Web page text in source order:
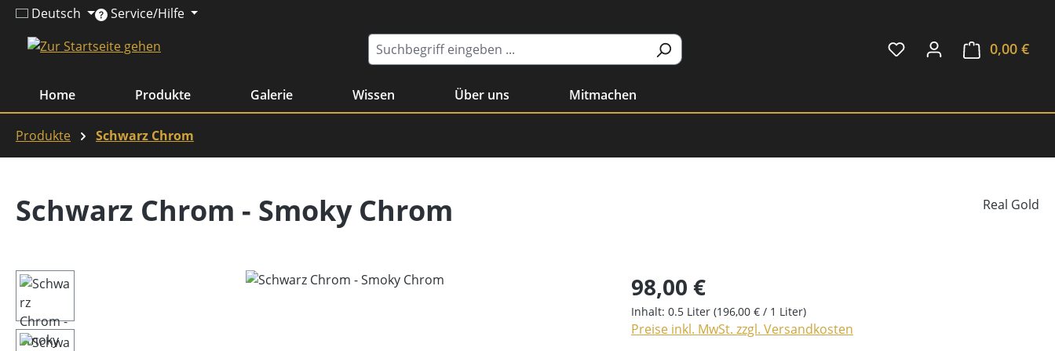
Hauptinhalt springen
Zur Suche springen
Zur Hauptnavigation springen
Deutsch Service/Hilfe
0,00 €
Home Produkte Galerie Wissen Über uns Mitmachen
Produkte Schwarz Chrom
Schwarz Chrom - Smoky Chrom Real Gold
Bildergalerie überspringen 98,00 €
Inhalt: 0.5 Liter (196,00 € / 1 Liter)
Preise inkl. MwSt. zzgl. Versandkosten